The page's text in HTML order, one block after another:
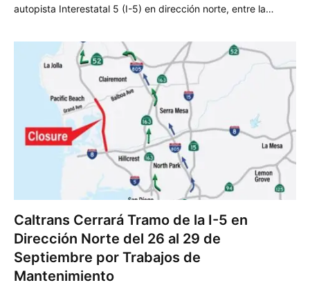
autopista Interestatal 5 (I-5) en dirección norte, entre la…
Caltrans Cerrará Tramo de la I-5 en
Dirección Norte del 26 al 29 de
Septiembre por Trabajos de
Mantenimiento